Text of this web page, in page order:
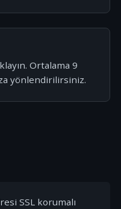
Ortalama 9
yönlendirilirsiniz.
SSL korumalı